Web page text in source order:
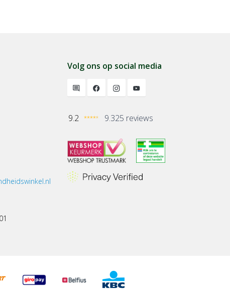
Volg ons op social media
9.2 9.325 reviews